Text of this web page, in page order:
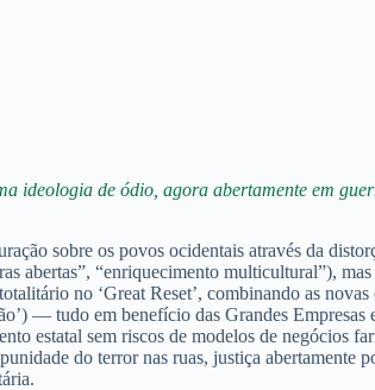
ideologia de ódio, agora abertamente em
sobre os povos ocidentais através da
abertas”, “enriquecimento multicultural”), mas
no ‘Great Reset’, combinando as
— tudo em benefício das Grandes Empresas
estatal sem riscos de modelos de negócios
do terror nas ruas, justiça abertamente